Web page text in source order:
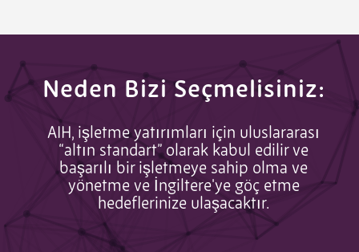
Neden Bizi Seçmelisiniz:
AIH, işletme yatırımları için uluslararası
“altın standart” olarak kabul edilir ve
başarılı bir işletmeye sahip olma ve
yönetme ve İngiltere'ye göç etme
hedeflerinize ulaşacaktır.